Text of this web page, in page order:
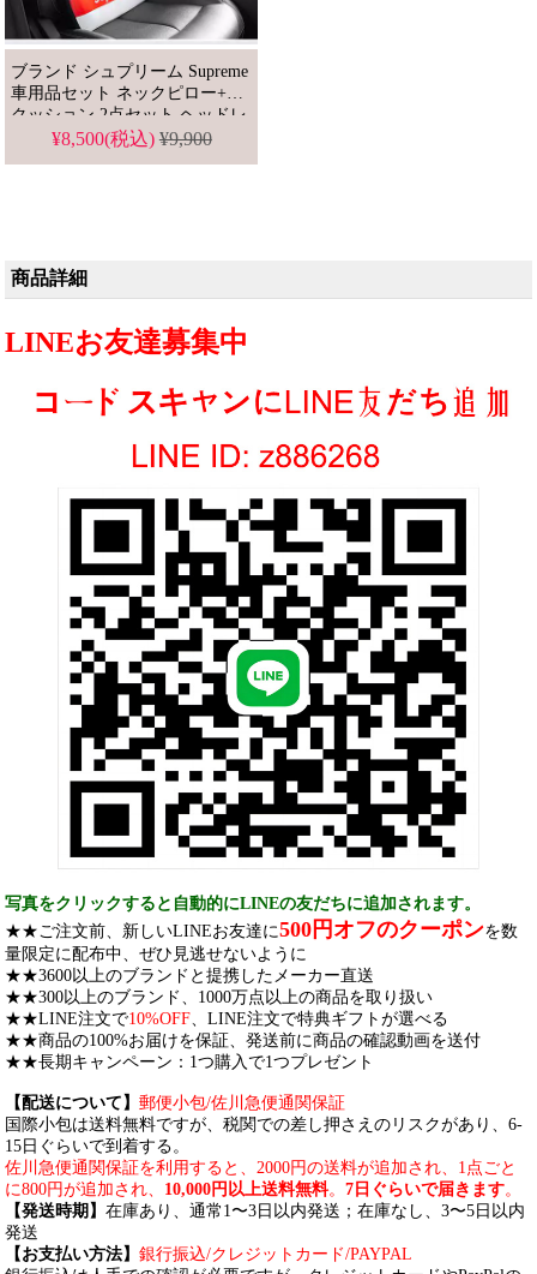
ブランド シュプリーム Supreme
車用品セット ネックピロー+腰
クッション 2点セット ヘッドレ
¥8,500(税込)¥9,900
商品詳細
LINEお友達募集中
写真をクリックすると自動的にLINEの友だちに追加されます。
★★ご注文前、新しいLINEお友達に500円オフのクーポンを数
量限定に配布中、ぜひ見逃せないように
★★3600以上のブランドと提携したメーカー直送
★★300以上のブランド、1000万点以上の商品を取り扱い
★★LINE注文で10%OFF、LINE注文で特典ギフトが選べる
★★商品の100%お届けを保証、発送前に商品の確認動画を送付
★★長期キャンペーン：1つ購入で1つプレゼント
【配送について】郵便小包/佐川急便通関保証
国際小包は送料無料ですが、税関での差し押さえのリスクがあり、6-
15日ぐらいで到着する。
佐川急便通関保証を利用すると、2000円の送料が追加され、1点ごと
に800円が追加され、 10,000円以上送料無料。7日ぐらいで届きます。
【発送時期】在庫あり、通常1〜3日以内発送；在庫なし、3〜5日以内
発送
【お支払い方法】銀行振込/クレジットカード/PAYPAL